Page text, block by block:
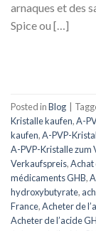
arnaques et des
Spice ou […]
Posted inBlog
Kristalle kaufen,A-
kaufen,A-PVP-
A-PVP-Kristalle zum
Verkaufspreis,Achat
médicaments GHB,
hydroxybutyrate,
France,Acheter de
Acheter de l’acide